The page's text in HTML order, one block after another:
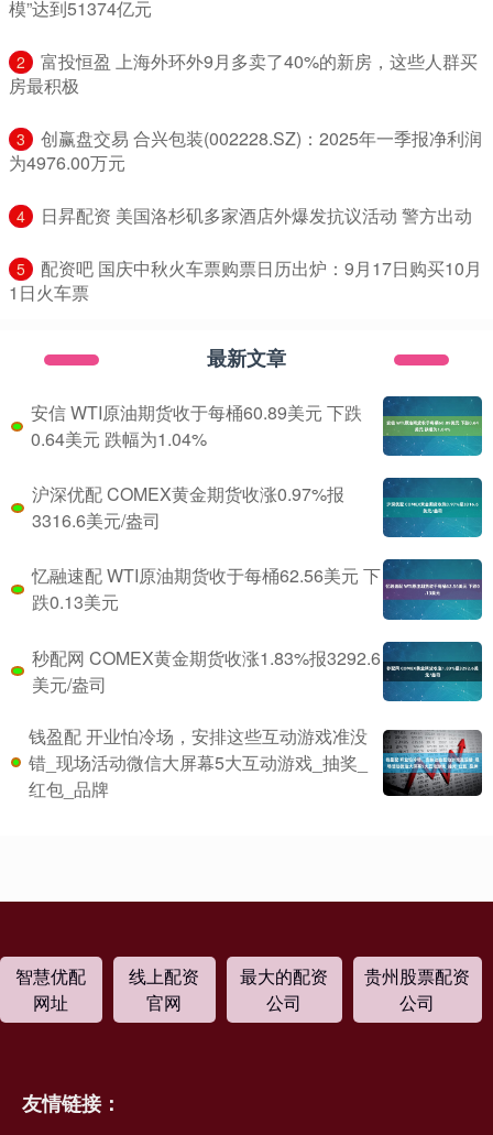
模”达到51374亿元
2
​富投恒盈 上海外环外9月多卖了40%的新房，这些人群买
房最积极
3
​创赢盘交易 合兴包装(002228.SZ)：2025年一季报净利润
为4976.00万元
4 ​日昇配资 美国洛杉矶多家酒店外爆发抗议活动 警方出动
5
​配资吧 国庆中秋火车票购票日历出炉：9月17日购买10月
1日火车票
最新文章
安信 WTI原油期货收于每桶60.89美元 下跌
0.64美元 跌幅为1.04%
沪深优配 COMEX黄金期货收涨0.97%报
3316.6美元/盎司
忆融速配 WTI原油期货收于每桶62.56美元 下
跌0.13美元
秒配网 COMEX黄金期货收涨1.83%报3292.6
美元/盎司
钱盈配 开业怕冷场，安排这些互动游戏准没
错_现场活动微信大屏幕5大互动游戏_抽奖_
红包_品牌
智慧优配
网址
线上配资
官网
最大的配资
公司
贵州股票配资
公司
友情链接：